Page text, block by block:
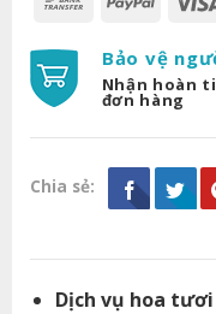
Bảo vệ
Nhận hoàn
đơn hàng
Chia sẻ:
Dịch vụ hoa